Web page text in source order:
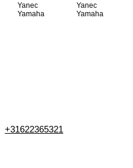
Yanec
Yamaha
Yanec
Yamaha
+31622365321